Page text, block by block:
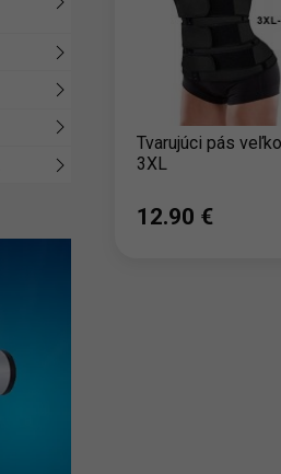
Tvarujúci pás
3XL
12.90 ‎€